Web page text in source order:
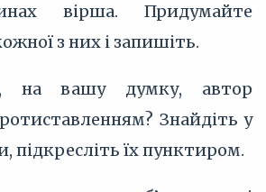
вірша. Придумайте
з них і запишіть.
на вашу думку, автор
Знайдіть у
підкресліть їх пунктиром.